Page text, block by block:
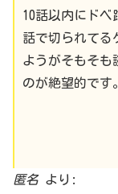
10話以内にドベ
話で切られてる
ようがそもそも
のが絶望的です。
匿名 より: